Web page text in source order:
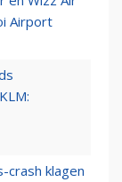
Airport
crash klagen